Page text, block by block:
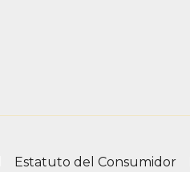
Estatuto del Consumidor